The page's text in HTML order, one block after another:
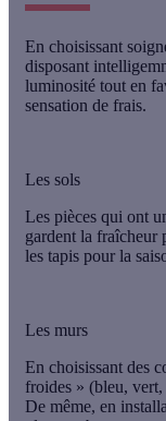
En choisissant
disposant
luminosité tout en
sensation de frais.
Les sols
Les pièces qui ont
gardent la fraîcheur
les tapis pour la
Les murs
En choisissant des
froides » (bleu,
De même, en